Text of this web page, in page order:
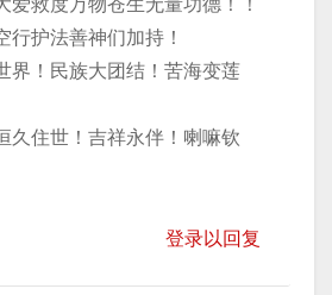
爱救度万物苍生无量功德！！
行护法善神们加持！
界！民族大团结！苦海变莲
久住世！吉祥永伴！喇嘛钦
登录以回复